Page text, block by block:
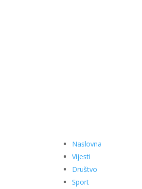
Naslovna
Vijesti
Društvo
Sport